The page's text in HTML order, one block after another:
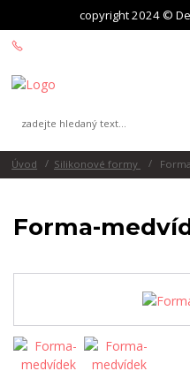
copyright 2024 ©
Úvod Silikonové formy
Forma-